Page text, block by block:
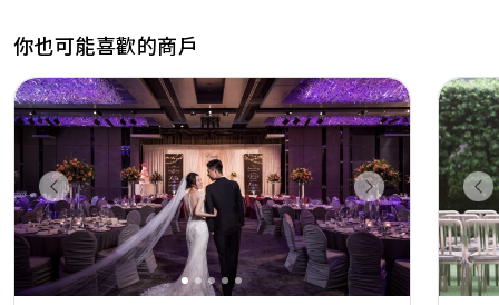
你也可能喜歡的商戶
Previous Next